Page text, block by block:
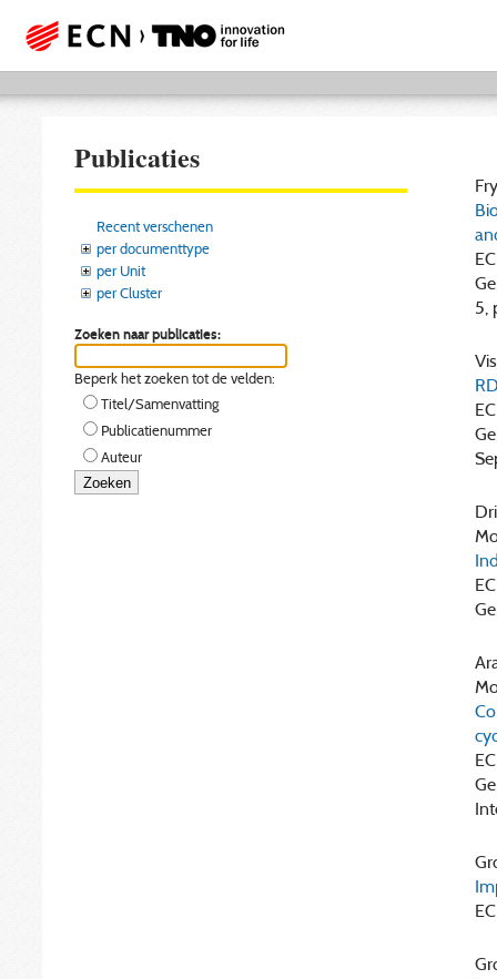
Publicaties
Recent verschenen
per documenttype
per Unit
per Cluster
Zoeken naar publicaties:
Beperk het zoeken tot de velden:
Titel/Samenvatting
Publicatienummer
Auteur
5,